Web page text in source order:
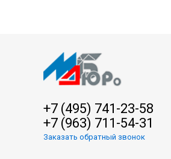
+7 (495) 741-23-58
+7 (963) 711-54-31
Заказать обратный звонок